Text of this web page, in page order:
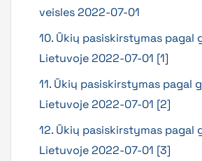
veisles 2022-07-01
10. Ūkių pasiskirstymas pagal
Lietuvoje 2022-07-01 [1]
11. Ūkių pasiskirstymas pagal
Lietuvoje 2022-07-01 [2]
12. Ūkių pasiskirstymas pagal
Lietuvoje 2022-07-01 [3]